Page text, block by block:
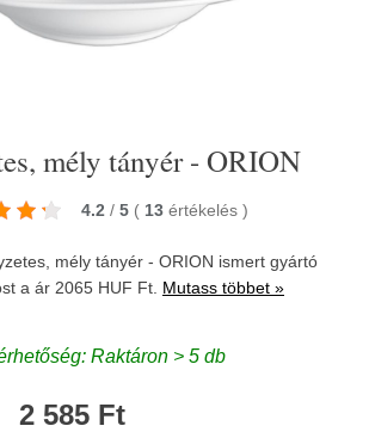
mély tányér - ORION
4.2 / 5 ( 13 értékelés )
mély tányér - ORION ismert gyártó
a ár 2065 HUF Ft. Mutass többet »
Raktáron > 5 db
2 585 Ft